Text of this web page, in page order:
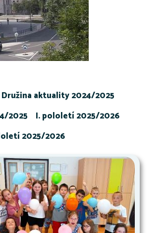
Družina aktuality 2024/2025
2025
I. pololetí 2025/2026
2025/2026